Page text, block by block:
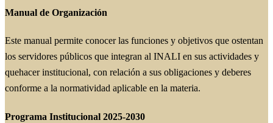
Manual de Organización
Este manual permite conocer las funciones y objetivos que ostentan
los servidores públicos que integran al INALI en sus actividades y
quehacer institucional, con relación a sus obligaciones y deberes
conforme a la normatividad aplicable en la materia.
Programa Institucional 2025-2030